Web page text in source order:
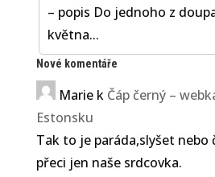
– popis Do jednoho z
května...
Nové komentáře
Mariek Čáp černý –
Estonsku
Tak to je paráda,slyšet nebo
přeci jen naše srdcovka.